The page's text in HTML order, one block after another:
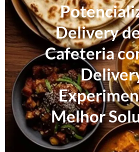
Delivery
Cafeteria
Melhor